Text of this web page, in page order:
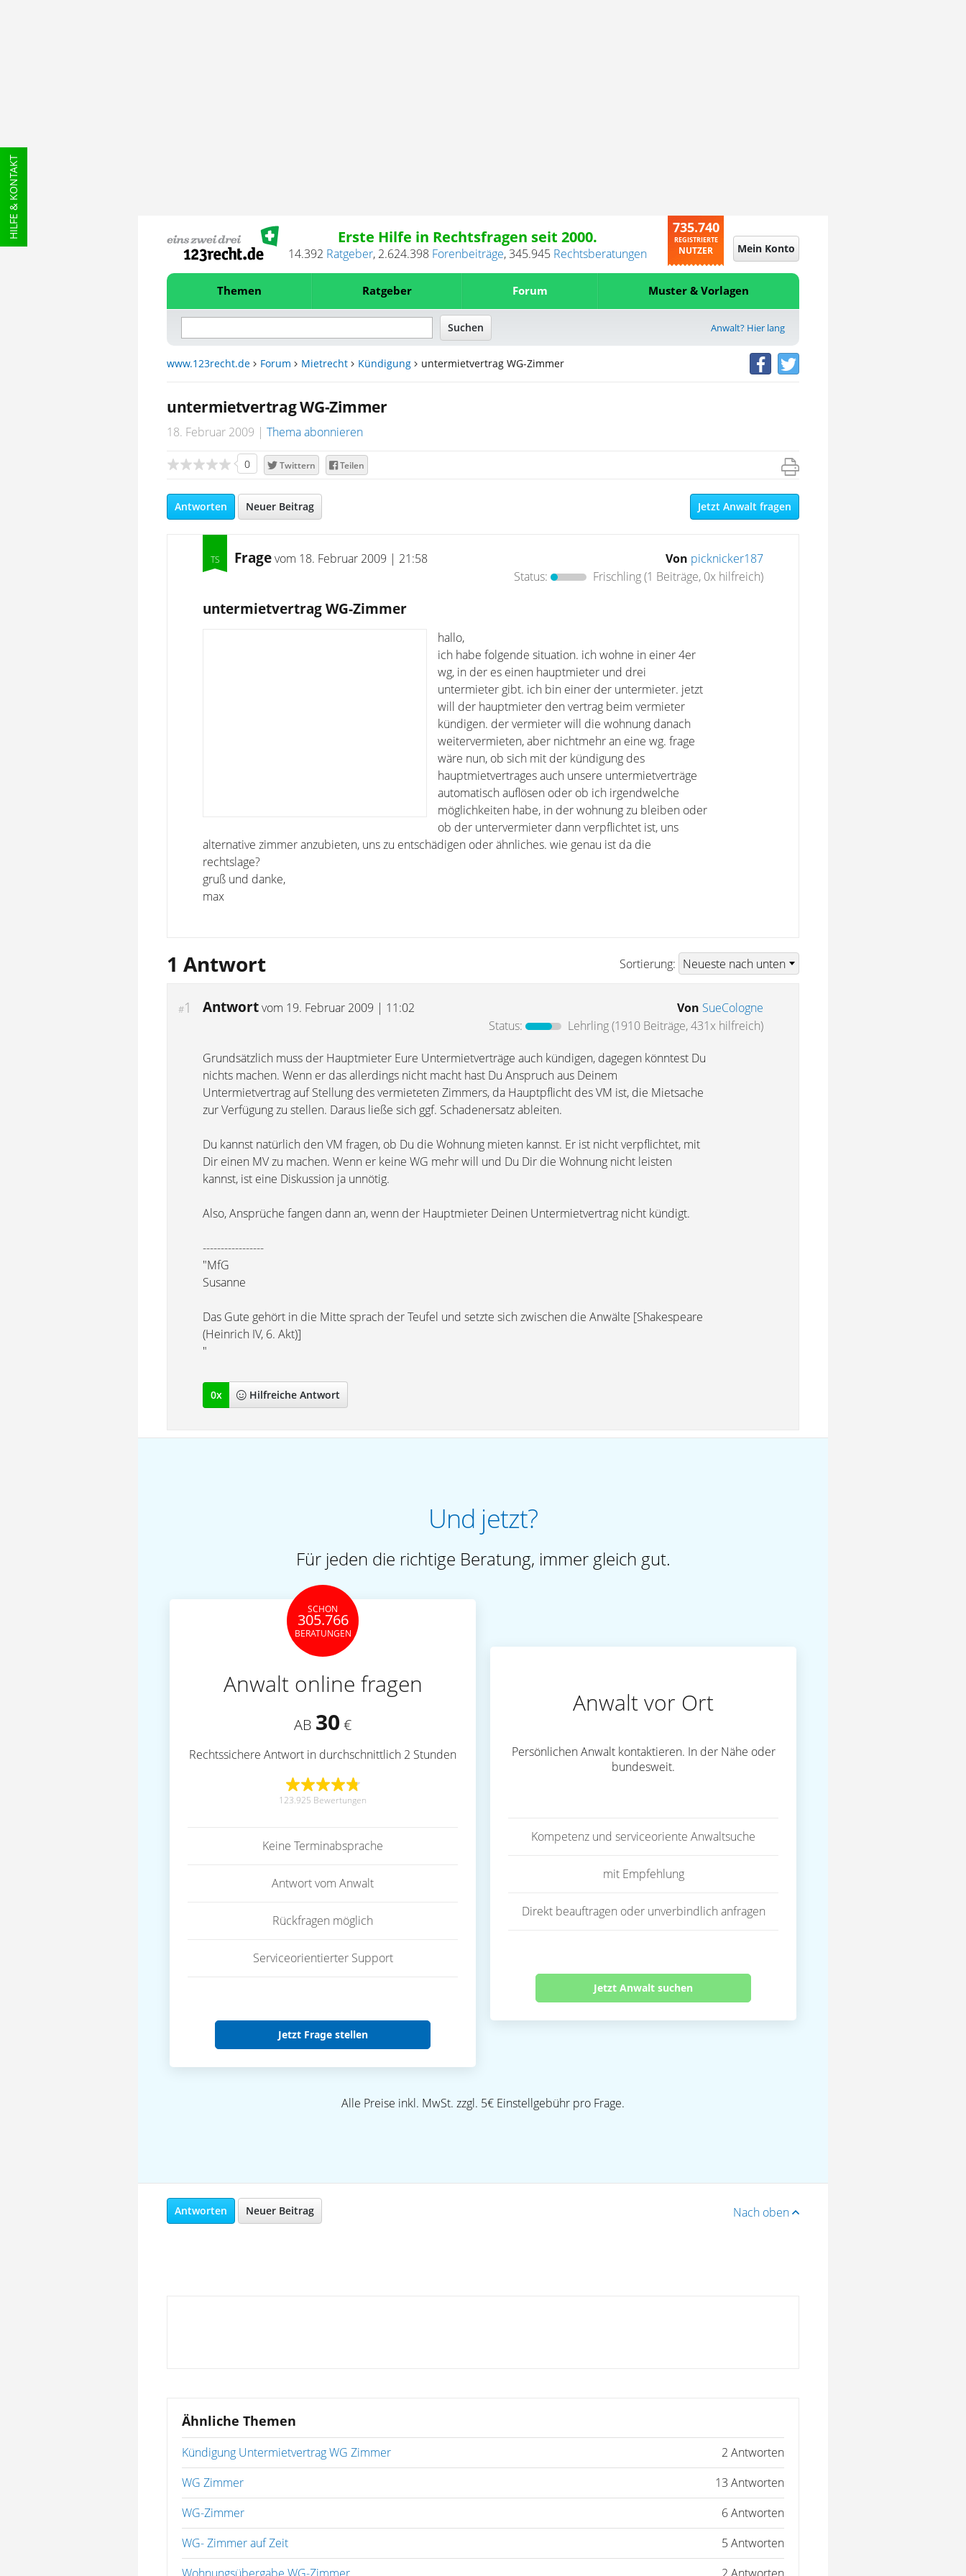
HILFE & KONTAKT Erste Hilfe in Rechtsfragen seit 2000.
14.392 Ratgeber, 2.624.398 Forenbeiträge,345.945 Rechtsberatungen
735.740
REGISTRIERTE
NUTZER Mein Konto
Themen Ratgeber Forum Muster & Vorlagen
Anwalt? Hier lang
www.123recht.de Forum Mietrecht Kündigung untermietvertrag WG-Zimmer
untermietvertrag WG-Zimmer
18. Februar 2009 Thema abonnieren
0 Twittern Teilen
Antworten Neuer Beitrag Jetzt Anwalt fragen
Fragevom 18. Februar 2009 | 21:58 Von picknicker187
Status:
Frischling(1 Beiträge, 0x hilfreich)
untermietvertrag WG-Zimmer
hallo,
ich habe folgende situation. ich wohne in einer 4er
wg, in der es einen hauptmieter und drei
untermieter gibt. ich bin einer der untermieter. jetzt
will der hauptmieter den vertrag beim vermieter
kündigen. der vermieter will die wohnung danach
weitervermieten, aber nichtmehr an eine wg. frage
wäre nun, ob sich mit der kündigung des
hauptmietvertrages auch unsere untermietverträge
automatisch auflösen oder ob ich irgendwelche
möglichkeiten habe, in der wohnung zu bleiben oder
ob der untervermieter dann verpflichtet ist, uns
alternative zimmer anzubieten, uns zu entschädigen oder ähnliches. wie genau ist da die
rechtslage?
gruß und danke,
max
1 Antwort Sortierung:
#1 Antwortvom 19. Februar 2009 | 11:02 Von SueCologne
Status:
Lehrling(1910 Beiträge, 431x hilfreich)
Grundsätzlich muss der Hauptmieter Eure Untermietverträge auch kündigen, dagegen könntest Du
nichts machen. Wenn er das allerdings nicht macht hast Du Anspruch aus Deinem
Untermietvertrag auf Stellung des vermieteten Zimmers, da Hauptpflicht des VM ist, die Mietsache
zur Verfügung zu stellen. Daraus ließe sich ggf. Schadenersatz ableiten.
Du kannst natürlich den VM fragen, ob Du die Wohnung mieten kannst. Er ist nicht verpflichtet, mit
Dir einen MV zu machen. Wenn er keine WG mehr will und Du Dir die Wohnung nicht leisten
kannst, ist eine Diskussion ja unnötig.
Also, Ansprüche fangen dann an, wenn der Hauptmieter Deinen Untermietvertrag nicht kündigt.
-----------------
"MfG
Susanne
Das Gute gehört in die Mitte sprach der Teufel und setzte sich zwischen die Anwälte [Shakespeare
(Heinrich IV, 6. Akt)]
"
0x Hilfreiche Antwort
Und jetzt?
Für jeden die richtige Beratung, immer gleich gut.
SCHON
305.766
BERATUNGEN
Anwalt online fragen
AB 30 €
Rechtssichere Antwort in durchschnittlich 2 Stunden
123.925 Bewertungen
Keine Terminabsprache
Antwort vom Anwalt
Rückfragen möglich
Serviceorientierter Support
Jetzt Frage stellen
Anwalt vor Ort
Persönlichen Anwalt kontaktieren. In der Nähe oder
bundesweit.
Kompetenz und serviceoriente Anwaltsuche
mit Empfehlung
Direkt beauftragen oder unverbindlich anfragen
Jetzt Anwalt suchen
Alle Preise inkl. MwSt. zzgl. 5€ Einstellgebühr pro Frage.
Nach oben
Antworten Neuer Beitrag
Ähnliche Themen
Kündigung Untermietvertrag WG Zimmer
2 Antworten
WG Zimmer
13 Antworten
WG-Zimmer
6 Antworten
WG- Zimmer auf Zeit
5 Antworten